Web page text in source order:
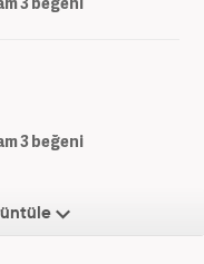
3beğeni